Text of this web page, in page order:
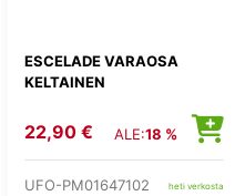
ESCELADE VARAOSA
KELTAINEN
22,90 € ALE:18 %
UFO-PM01647102 heti verkosta